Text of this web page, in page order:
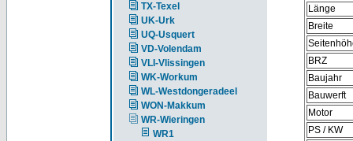
TX-Texel
UK-Urk
UQ-Usquert
VD-Volendam
VLI-Vlissingen
WK-Workum
WL-Westdongeradeel
WON-Makkum
WR-Wieringen
WR1
Länge
Breite
BRZ
Baujahr
Bauwerft
Motor
PS / KW